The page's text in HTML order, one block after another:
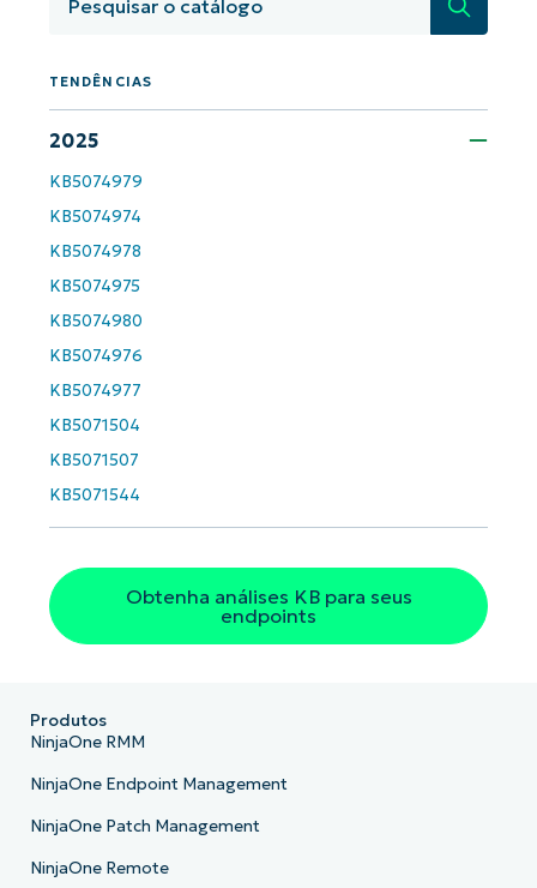
TENDÊNCIAS
2025
KB5074979
KB5074974
KB5074978
KB5074975
KB5074980
KB5074976
KB5074977
KB5071504
KB5071507
KB5071544
Obtenha análises KB para seus
endpoints
Comece a usar as análises de KB
First
last
name*
Business
number*
Company
name*
Produtos
NinjaOne RMM
NinjaOne Endpoint Management
NinjaOne Patch Management
NinjaOne Remote